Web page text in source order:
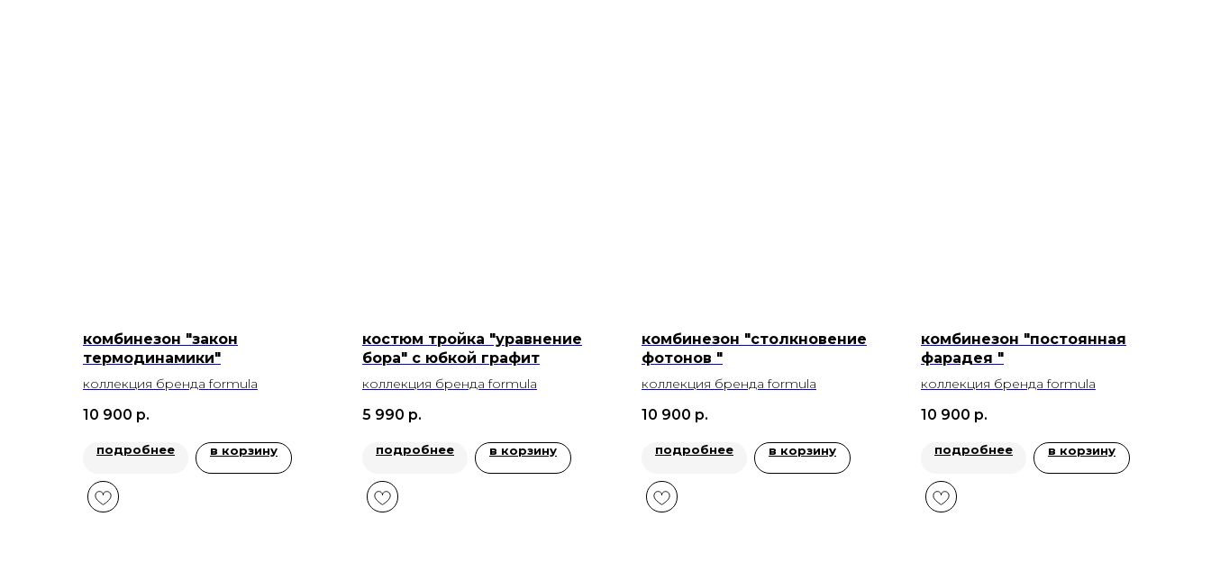
комбинезон "закон
термодинамики"
коллекция бренда formula
10 900 р.
подробнее в корзину
костюм тройка "уравнение
бора" с юбкой графит
коллекция бренда formula
5 990 р.
подробнее в корзину
комбинезон "столкновение
фотонов "
коллекция бренда formula
10 900 р.
подробнее в корзину
комбинезон "постоянная
фарадея "
коллекция бренда formula
10 900 р.
подробнее в корзину